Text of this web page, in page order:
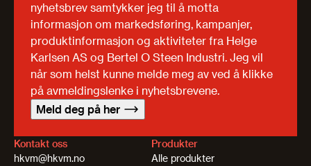
nyhetsbrev samtykker jeg til å motta
informasjon om markedsføring, kampanjer,
produktinformasjon og aktiviteter fra Helge
Karlsen AS og Bertel O Steen Industri. Jeg vil
når som helst kunne melde meg av ved å klikke
på avmeldingslenke i nyhetsbrevene.
Meld deg på her
Kontakt oss
hkvm@hkvm.no
Produkter
Alle produkter